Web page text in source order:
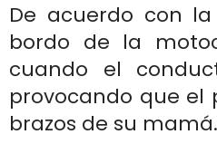
De acuerdo con
bordo de la
cuando el
provocando que el
brazos de su mamá.